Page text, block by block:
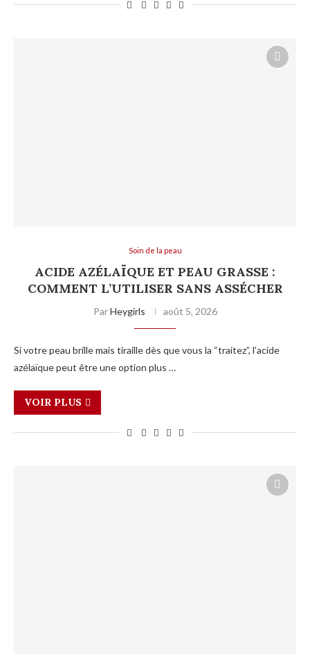
Soin de la peau
ACIDE AZÉLAÏQUE ET PEAU GRASSE :
COMMENT L’UTILISER SANS ASSÉCHER
ParHeygirls août 5, 2026
Si votre peau brille mais tiraille dès que vous la “traitez”, l’acide
azélaïque peut être une option plus …
VOIR PLUS